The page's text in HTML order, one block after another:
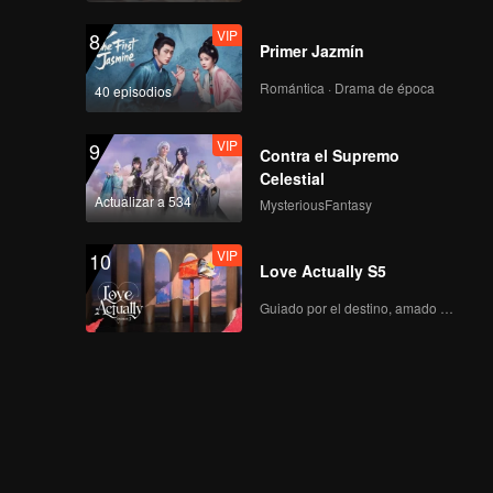
8
40 episodios
VIP
Primer Jazmín
Romántica · Drama de época
9
Actualizar a 534
VIP
Contra el Supremo
Celestial
MysteriousFantasy
10 VIP
Love Actually S5